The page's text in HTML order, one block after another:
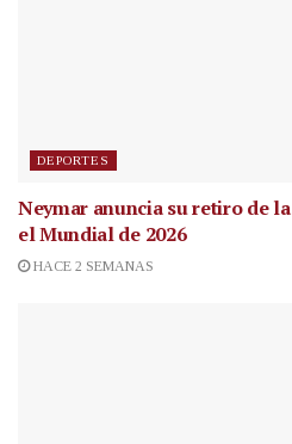
DEPORTES
Neymar anuncia su retiro de
el Mundial de 2026
HACE 2 SEMANAS